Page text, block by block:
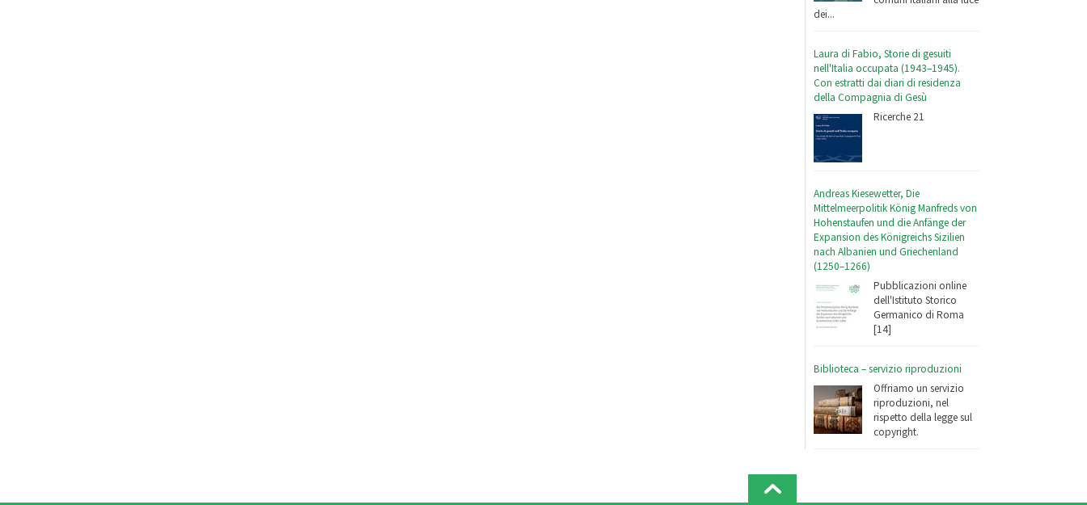
dei...
Laura di Fabio, Storie di gesuiti
nell'Italia occupata (1943–1945).
Con estratti dai diari di residenza
della Compagnia di Gesù
Ricerche 21
Andreas Kiesewetter, Die
Mittelmeerpolitik König Manfreds von
Hohenstaufen und die Anfänge der
Expansion des Königreichs Sizilien
nach Albanien und Griechenland
(1250–1266)
Pubblicazioni online
dell'Istituto Storico
Germanico di Roma
[14]
Biblioteca – servizio riproduzioni
Offriamo un servizio
riproduzioni, nel
rispetto della legge sul
copyright.